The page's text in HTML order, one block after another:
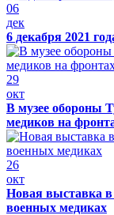
06
дек
6 декабря 2021
29
окт
В музее обороны
медиков на
26
окт
Новая выставка
военных медиках